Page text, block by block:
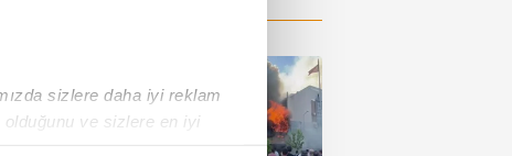
sizlere daha iyi reklam
ve sizlere en iyi